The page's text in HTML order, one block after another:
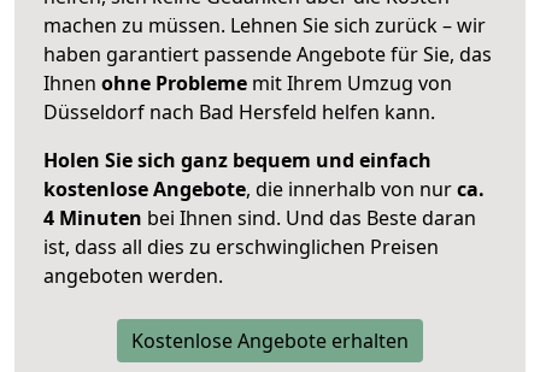
machen zu müssen. Lehnen Sie sich zurück – wir
haben garantiert passende Angebote für Sie, das
Ihnen ohne Probleme mit Ihrem Umzug von
Düsseldorf nach Bad Hersfeld helfen kann.
Holen Sie sich ganz bequem und einfach
kostenlose Angebote, die innerhalb von nurca.
4 Minuten bei Ihnen sind. Und das Beste daran
ist, dass all dies zu erschwinglichen Preisen
angeboten werden.
Kostenlose Angebote erhalten